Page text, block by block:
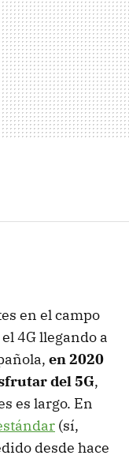
en el campo
4G llegando a
en 2020
del 5G,
es largo. En
(sí,
desde hace